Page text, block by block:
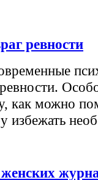
ревности
как можно
избежать